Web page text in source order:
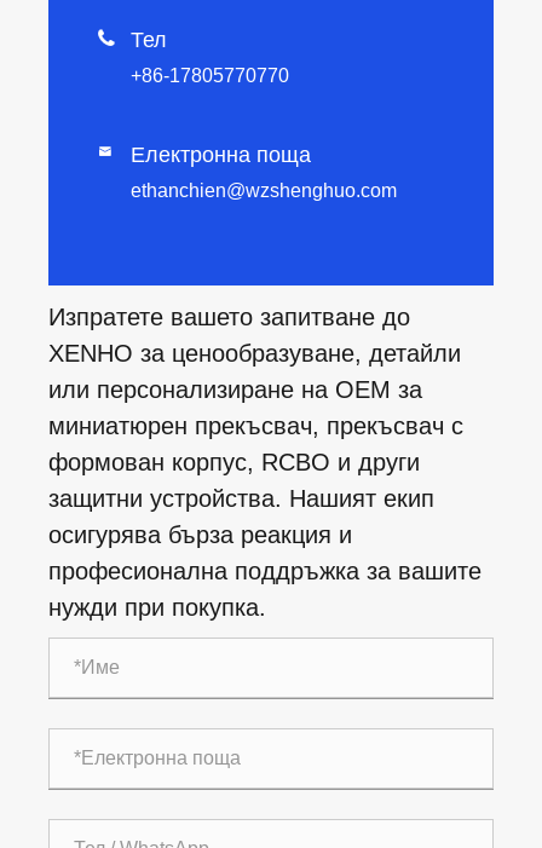
 Тел
+86-17805770770
 Електронна поща
ethanchien@wzshenghuo.com
Изпратете вашето запитване до
XENHO за ценообразуване, детайли
или персонализиране на OEM за
миниатюрен прекъсвач, прекъсвач с
формован корпус, RCBO и други
защитни устройства. Нашият екип
осигурява бърза реакция и
професионална поддръжка за вашите
нужди при покупка.